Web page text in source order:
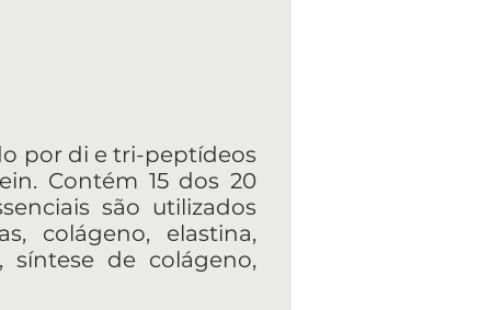
por di e tri-peptídeos
Contém 15 dos 20
são utilizados
colágeno, elastina,
de colágeno,